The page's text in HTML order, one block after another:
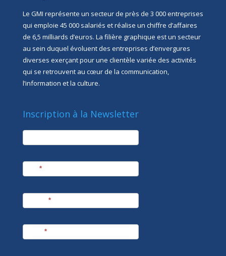
Le GMI représente un secteur de près de 3 000 entreprises
qui emploie 45 000 salariés et réalise un chiffre d’affaires
de 6,5 milliards d’euros. La filière graphique est un secteur
au sein duquel évoluent des entreprises d’envergures
diverses exerçant pour une clientèle variée des activités
qui se retrouvent au cœur de la communication,
l’information et la culture.
Inscription à la Newsletter
newsletter
*
*
*